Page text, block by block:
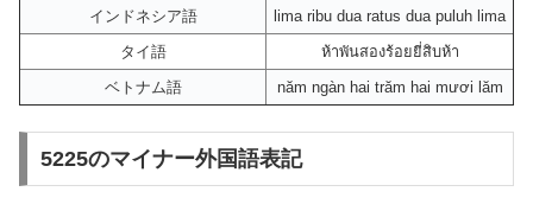
インドネシア語
lima ribu dua ratus dua puluh lima
タイ語
ห้าพันสองร้อยยี่สิบห้า
ベトナム語
năm ngàn hai trăm hai mươi lăm
5225のマイナー外国語表記